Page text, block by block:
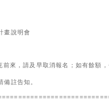
畫說明會
來，請及早取消報名；如有餘額
註告知。